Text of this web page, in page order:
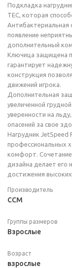
Подкладка
TEC, которая
появление
дополнительный
Ключица защищена
гарантирует
конструкция
движений игрока.
Дополнительная
увеличенной
уверенности на
опасений за свое
Нагрудник JetSpeed
профессиональных
комфорт.
дизайна делает его
достижения
Производитель
CCM
Группы размеров
Взрослые
Возраст
взрослые